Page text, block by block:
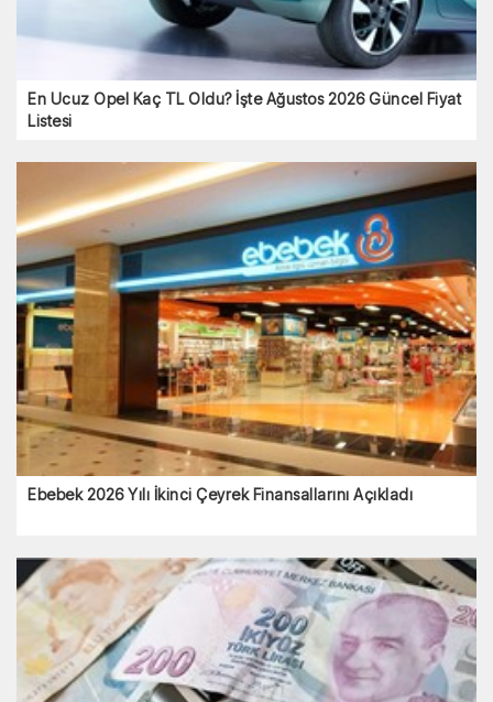
En Ucuz Opel Kaç TL Oldu? İşte Ağustos 2026 Güncel Fiyat
Listesi
Ebebek 2026 Yılı İkinci Çeyrek Finansallarını Açıkladı